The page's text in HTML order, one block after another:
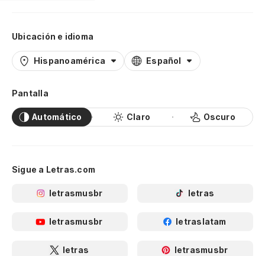
Ubicación e idioma
Hispanoamérica Español
Pantalla
Automático Claro Oscuro
Sigue a Letras.com
letrasmusbr letras
letrasmusbr letraslatam
letras letrasmusbr